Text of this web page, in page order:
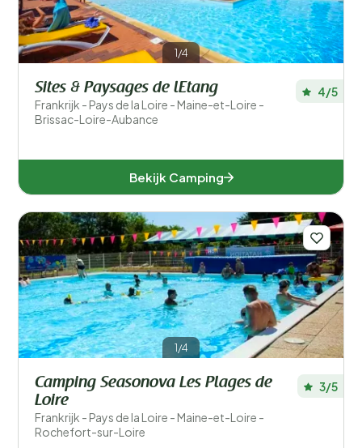
1/4
Sites & Paysages de lEtang
Frankrijk - Pays de la Loire - Maine-et-Loire -
Brissac-Loire-Aubance
4/5
Bekijk Camping
1/4
Camping Seasonova Les Plages de
Loire
Frankrijk - Pays de la Loire - Maine-et-Loire -
Rochefort-sur-Loire
3/5